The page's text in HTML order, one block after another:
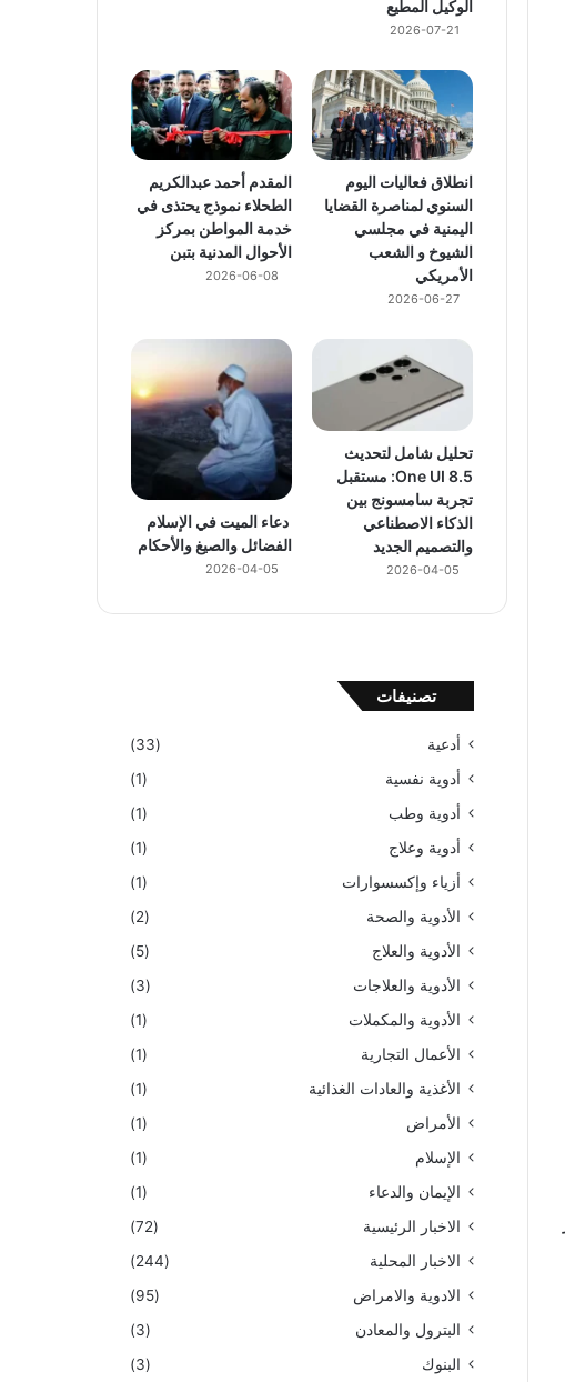
الوكيل المطيع
2026-07-21
انطلاق فعاليات اليوم
السنوي لمناصرة القضايا
اليمنية في مجلسي
الشيوخ و الشعب
الأمريكي
2026-06-27
المقدم أحمد عبدالكريم
الطحلاء نموذج يحتذى في
خدمة المواطن بمركز
الأحوال المدنية بتبن
2026-06-08
تحليل شامل لتحديث
One UI 8.5: مستقبل
تجربة سامسونج بين
الذكاء الاصطناعي
والتصميم الجديد
2026-04-05
دعاء الميت في الإسلام
الفضائل والصيغ والأحكام
2026-04-05
تصنيفات
أدعية
(33)
أدوية نفسية
(1)
أدوية وطب
(1)
أدوية وعلاج
(1)
أزياء وإكسسوارات
(1)
الأدوية والصحة
(2)
الأدوية والعلاج
(5)
الأدوية والعلاجات
(3)
الأدوية والمكملات
(1)
الأعمال التجارية
(1)
الأغذية والعادات الغذائية
(1)
الأمراض
(1)
الإسلام
(1)
الإيمان والدعاء
(1)
الاخبار الرئيسية
(72)
الاخبار المحلية
(244)
الادوية والامراض
(95)
البترول والمعادن
(3)
البنوك
(3)